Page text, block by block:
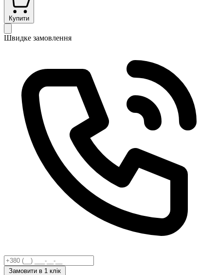
Купити
Швидке замовлення
Замовити в 1 клік